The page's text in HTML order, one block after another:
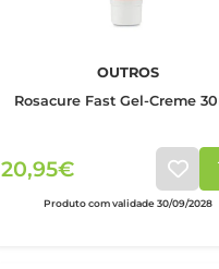
OUTROS
Rosacure Fast Gel-Creme
20,95€
Produto com validade 30/09/2028